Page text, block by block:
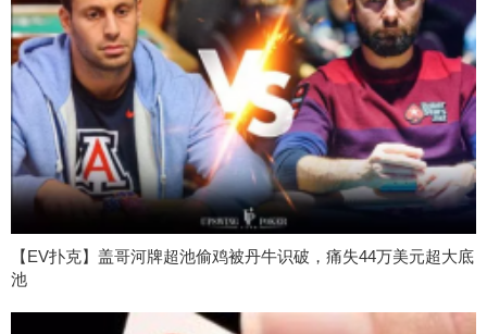
【EV扑克】盖哥河牌超池偷鸡被丹牛识破，痛失44万美元超大底
池